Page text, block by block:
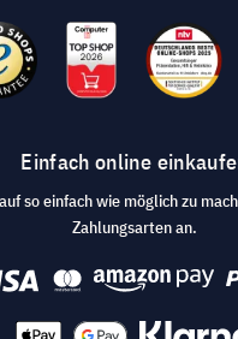
Einfach online
so einfach wie möglich zu
Zahlungsarten an.